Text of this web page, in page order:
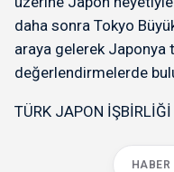
daha sonra Tokyo
araya gelerek Japonya
değerlendirmelerde
TÜRK JAPON İŞBİRLİĞİ
HABER